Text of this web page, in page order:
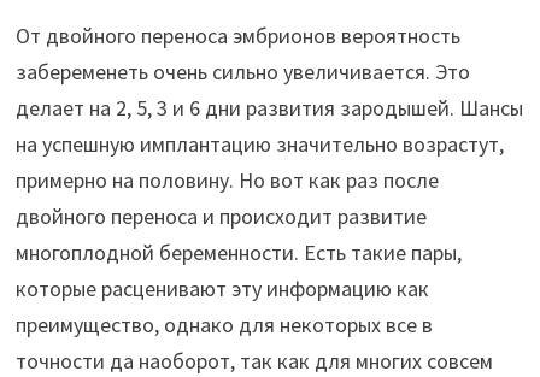
От двойного переноса эмбрионов вероятность
забеременеть очень сильно увеличивается. Это
делает на 2, 5, 3 и 6 дни развития зародышей. Шансы
на успешную имплантацию значительно возрастут,
примерно на половину. Но вот как раз после
двойного переноса и происходит развитие
многоплодной беременности. Есть такие пары,
которые расценивают эту информацию как
преимущество, однако для некоторых все в
точности да наоборот, так как для многих совсем